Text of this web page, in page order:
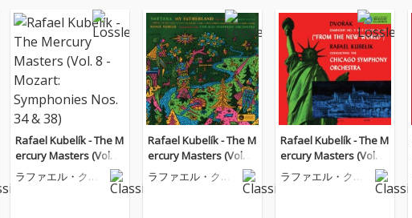
Rafael Kubelík - The M
ercury Masters (Vol. 8
- Mozart: Symphonies
Nos. 34 & 38)
ラファエル・クー
Rafael Kubelík - The M
ercury Masters (Vol. 7
- Smetana: Má Vlast)
ラファエル・クー
Rafael Kubelík - The M
ercury Masters (Vol. 3
- Dvořák: Symphony N
o. 9)
ラファエル・クー